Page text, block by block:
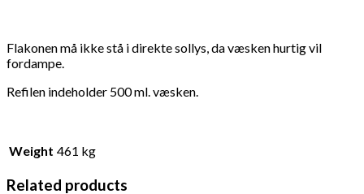
Flakonen må ikke stå i direkte sollys, da væsken hurtig vil
fordampe.
Refilen indeholder 500 ml. væsken.
Weight 461 kg
Related products